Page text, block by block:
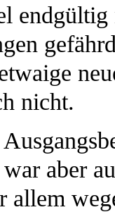
nicht.
aber